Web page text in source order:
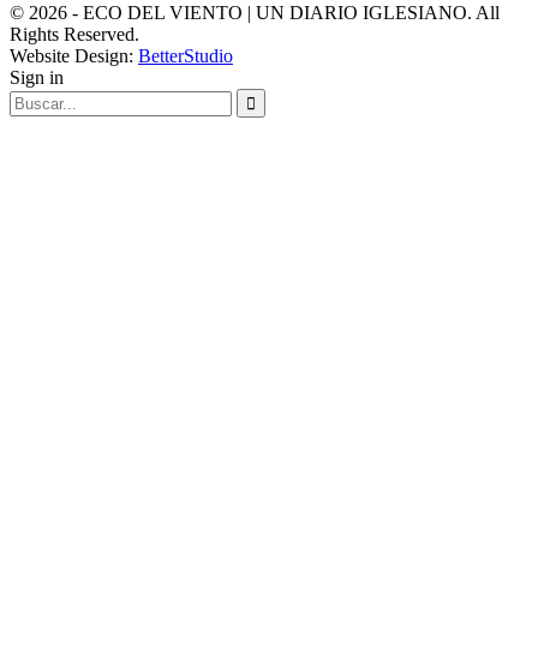
© 2026 - ECO DEL VIENTO | UN DIARIO IGLESIANO. All
Rights Reserved.
Website Design: BetterStudio
Sign in